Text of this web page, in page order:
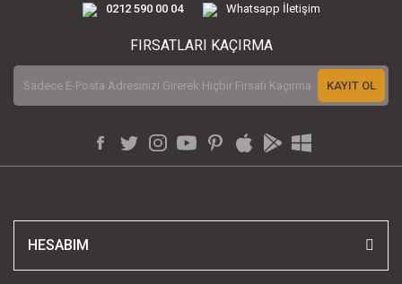
0212 590 00 04 Whatsapp İletişim
FIRSATLARI KAÇIRMA
KAYIT OL
HESABIM